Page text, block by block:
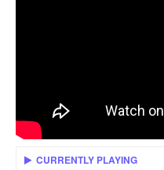
CURRENTLY PLAYING